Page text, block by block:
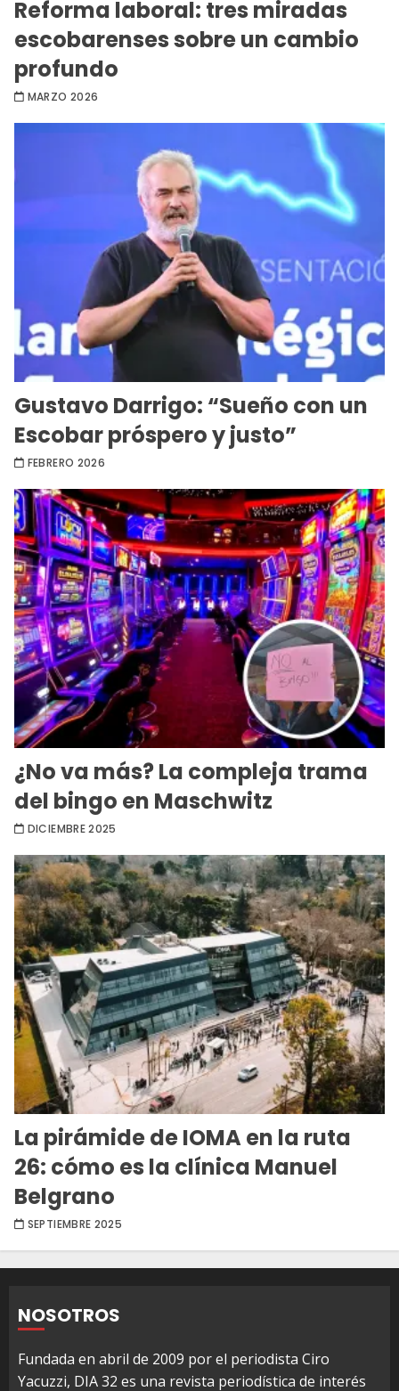
Reforma laboral: tres miradas
escobarenses sobre un cambio
profundo
MARZO 2026
Gustavo Darrigo: “Sueño con un
Escobar próspero y justo”
FEBRERO 2026
¿No va más? La compleja trama
del bingo en Maschwitz
DICIEMBRE 2025
La pirámide de IOMA en la ruta
26: cómo es la clínica Manuel
Belgrano
SEPTIEMBRE 2025
NOSOTROS
Fundada en abril de 2009 por el periodista Ciro
Yacuzzi, DIA 32 es una revista periodística de interés